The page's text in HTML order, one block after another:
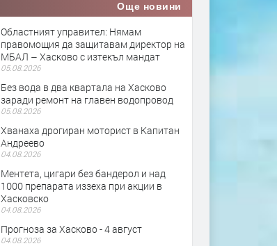
Още новини
Областният управител: Нямам
правомощия да защитавам директор на
МБАЛ – Хасково с изтекъл мандат
05.08.2026
Без вода в два квартала на Хасково
заради ремонт на главен водопровод
05.08.2026
Хванаха дрогиран моторист в Капитан
Андреево
04.08.2026
Ментета, цигари без бандерол и над
1000 препарата иззеха при акции в
Хасковско
04.08.2026
Прогноза за Хасково - 4 август
04.08.2026